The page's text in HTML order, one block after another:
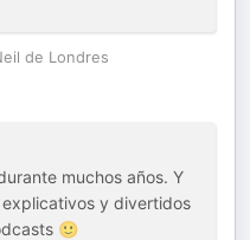
de Londres
muchos años. Y
y divertidos
🙂